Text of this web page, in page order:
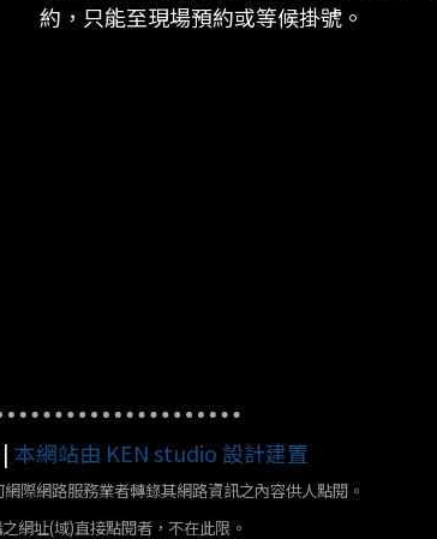
約，只能至現場預約或等候掛號。
本網站由 KEN studio 設計建置
際網路服務業者轉錄其網路資訊之內容供人點閱。
網址(域)直接點閱者，不在此限。